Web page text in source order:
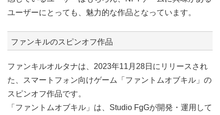
ユーザーにとっても、魅力的な作品となっています。
ファンキルのスピンオフ作品
ファンキルオルタナは、2023年11月28日にリリースされ
た、スマートフォン向けゲーム「ファントムオブキル」の
スピンオフ作品です。
「ファントムオブキル」は、Studio FgGが開発・運用して